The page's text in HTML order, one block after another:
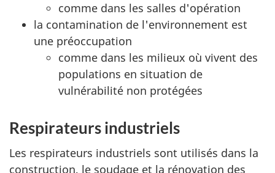
comme dans les salles d'opération
la contamination de l'environnement est
une préoccupation
comme dans les milieux où vivent des
populations en situation de
vulnérabilité non protégées
Respirateurs industriels
Les respirateurs industriels sont utilisés dans la
construction, le soudage et la rénovation des